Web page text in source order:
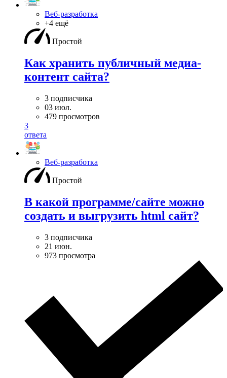
Веб-разработка
+4 ещё
Простой
Как хранить публичный медиа-
контент сайта?
3 подписчика
03 июл.
479 просмотров
3
ответа
Веб-разработка
Простой
В какой программе/сайте можно
создать и выгрузить html сайт?
3 подписчика
21 июн.
973 просмотра